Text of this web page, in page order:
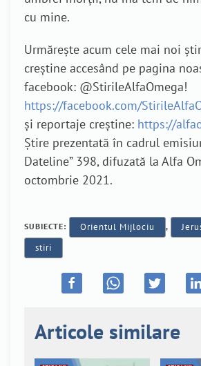
cu mine.
Urmărește acum cele mai noi
creștine accesând pe pagina
facebook: @StirileAlfaOmega!
https://facebook.com/
și reportaje creștine: https://
Știre prezentată în cadrul
Dateline” 398, difuzată la Alfa
octombrie 2021.
SUBIECTE: Orientul Mijlociu ,
stiri
Articole similare